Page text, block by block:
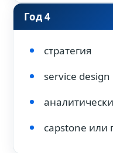
Год 4
стратегия
service design
capstone или